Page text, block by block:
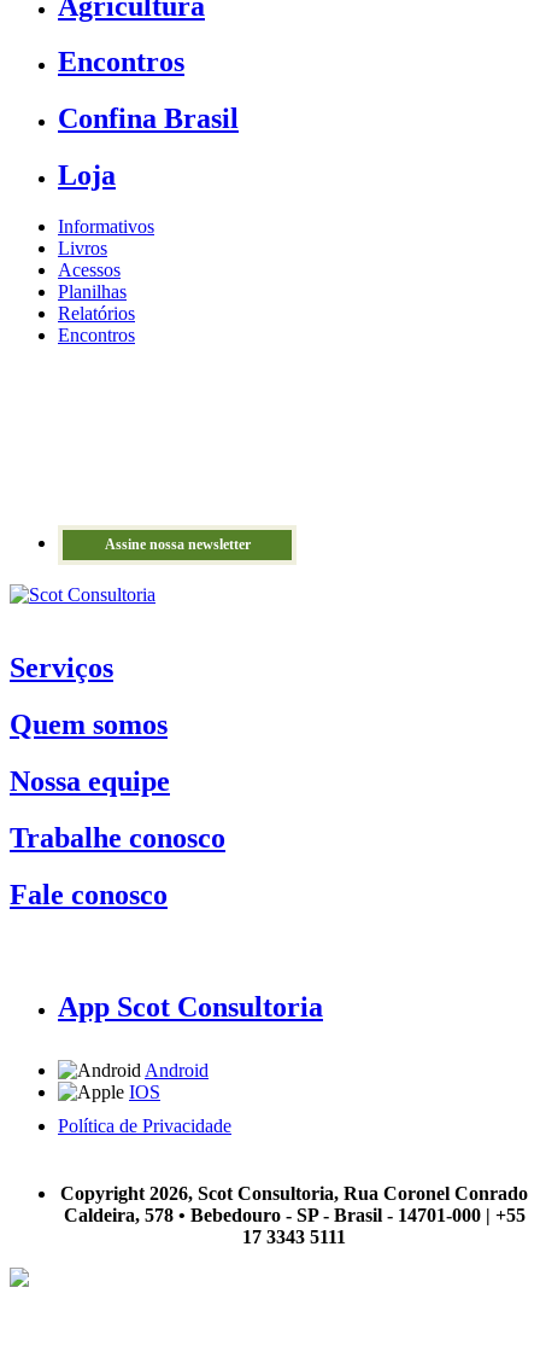
Encontros
Confina Brasil
Loja
Informativos
Livros
Acessos
Planilhas
Relatórios
Encontros
Assine nossa newsletter
Serviços
Quem somos
Nossa equipe
Trabalhe conosco
Fale conosco
App Scot Consultoria
Android
IOS
Política de Privacidade
Copyright 2026, Scot Consultoria, Rua Coronel Conrado
Caldeira, 578 • Bebedouro - SP - Brasil - 14701-000 | +55
17 3343 5111